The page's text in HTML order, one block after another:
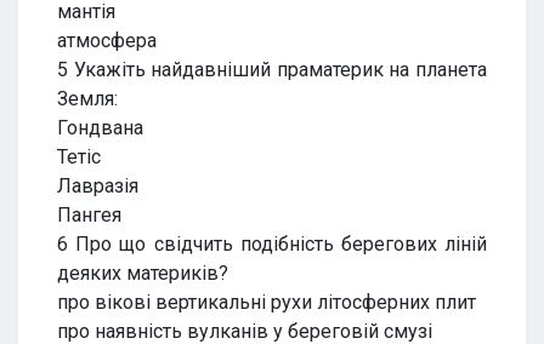
мантія
атмосфера
5 Укажіть найдавніший праматерик на планета
Земля:
Гондвана
Тетіс
Лавразія
Пангея
6 Про що свідчить подібність берегових ліній
деяких материків?
про вікові вертикальні рухи літосферних плит
про наявність вулканів у береговій смузі